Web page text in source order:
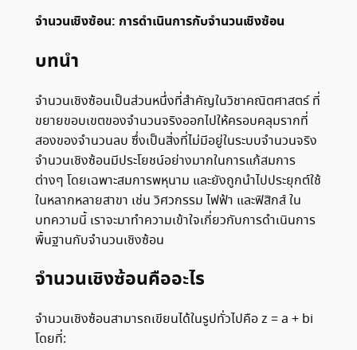
จำนวนเชิงซ้อน: การดำเนินการกับจำนวนเชิงซ้อน
บทนำ
จำนวนเชิงซ้อนเป็นส่วนหนึ่งที่สำคัญในวิชาคณิตศาสตร์ ที่
ขยายขอบเขตของจำนวนจริงออกไปให้ครอบคลุมรากที่
สองของจำนวนลบ ซึ่งเป็นสิ่งที่ไม่มีอยู่ในระบบจำนวนจริง
จำนวนเชิงซ้อนมีประโยชน์อย่างมากในการแก้สมการ
ต่างๆ โดยเฉพาะสมการพหุนาม และยังถูกนำไปประยุกต์ใช้
ในหลากหลายสาขา เช่น วิศวกรรม ไฟฟ้า และฟิสิกส์ ใน
บทความนี้ เราจะมาทำความเข้าใจเกี่ยวกับการดำเนินการ
พื้นฐานกับจำนวนเชิงซ้อน
จำนวนเชิงซ้อนคืออะไร
จำนวนเชิงซ้อนสามารถเขียนได้ในรูปทั่วไปคือ z = a + bi
โดยที่: